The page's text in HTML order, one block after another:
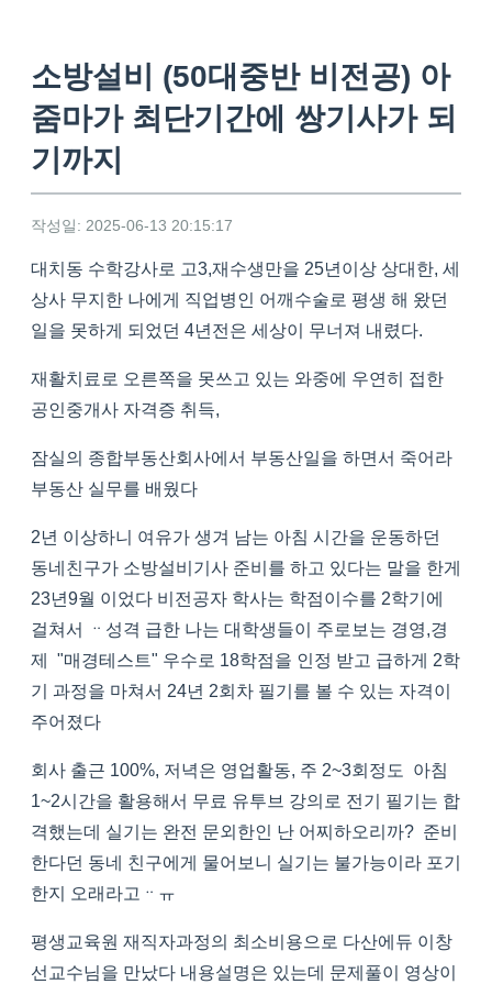
소방설비 (50대중반 비전공) 아
줌마가 최단기간에 쌍기사가 되
기까지
작성일: 2025-06-13 20:15:17
대치동 수학강사로 고3,재수생만을 25년이상 상대한, 세
상사 무지한 나에게 직업병인 어깨수술로 평생 해 왔던
일을 못하게 되었던 4년전은 세상이 무너져 내렸다.
재활치료로 오른쪽을 못쓰고 있는 와중에 우연히 접한
공인중개사 자격증 취득,
잠실의 종합부동산회사에서 부동산일을 하면서 죽어라
부동산 실무를 배웠다
2년 이상하니 여유가 생겨 남는 아침 시간을 운동하던
동네친구가 소방설비기사 준비를 하고 있다는 말을 한게
23년9월 이었다 비전공자 학사는 학점이수를 2학기에
걸쳐서 ᆢ성격 급한 나는 대학생들이 주로보는 경영,경
제 "매경테스트" 우수로 18학점을 인정 받고 급하게 2학
기 과정을 마쳐서 24년 2회차 필기를 볼 수 있는 자격이
주어졌다
회사 출근 100%, 저녁은 영업활동, 주 2~3회정도 아침
1~2시간을 활용해서 무료 유투브 강의로 전기 필기는 합
격했는데 실기는 완전 문외한인 난 어찌하오리까? 준비
한다던 동네 친구에게 물어보니 실기는 불가능이라 포기
한지 오래라고ᆢㅠ
평생교육원 재직자과정의 최소비용으로 다산에듀 이창
선교수님을 만났다 내용설명은 있는데 문제풀이 영상이